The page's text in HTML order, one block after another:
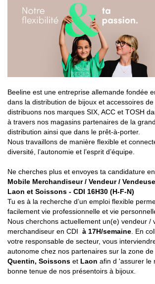
Beeline est une entreprise allemande fondée
dans la distribution de bijoux et accessoires
distribuons nos marques SIX, ACC et TOSH
à travers nos magasins partenaires de la
distribution ainsi que dans le prêt-à-porter.
Nous travaillons de manière flexible et
diversité, l’autonomie et l’esprit d’équipe.
Ne cherches plus et envoyes ta candidature
Mobile Merchandiseur / Vendeur /
Laon et Soissons - CDI 16H30 (H-F-N)
Tu es à la recherche d’un emploi flexible
facilement vie professionnelle et vie
Nous cherchons actuellement un(e) vendeur /
merchandiseur en CDI à 17H/semaine . En
votre responsable de secteur, vous
autonome chez nos partenaires sur la zone de
Quentin, Soissons et Laon afin d 'assurer le
bonne tenue de nos présentoirs à bijoux.